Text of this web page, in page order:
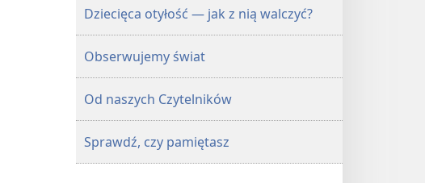
Dziecięca otyłość — jak z nią walczyć?
Obserwujemy świat
Od naszych Czytelników
Sprawdź, czy pamiętasz